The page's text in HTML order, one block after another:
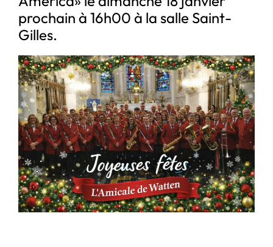
prochain à 16h00 à la salle Saint-
Gilles.